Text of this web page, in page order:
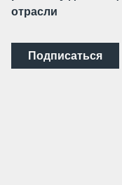
отрасли
Подписаться